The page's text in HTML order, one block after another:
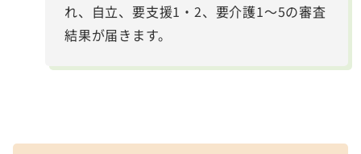
れ、自立、要支援1・2、要介護1～5の審査
結果が届きます。